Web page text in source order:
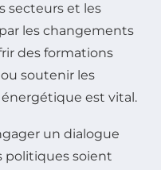
secteurs et les
les changements
des formations
soutenir les
est vital.
un dialogue
politiques soient